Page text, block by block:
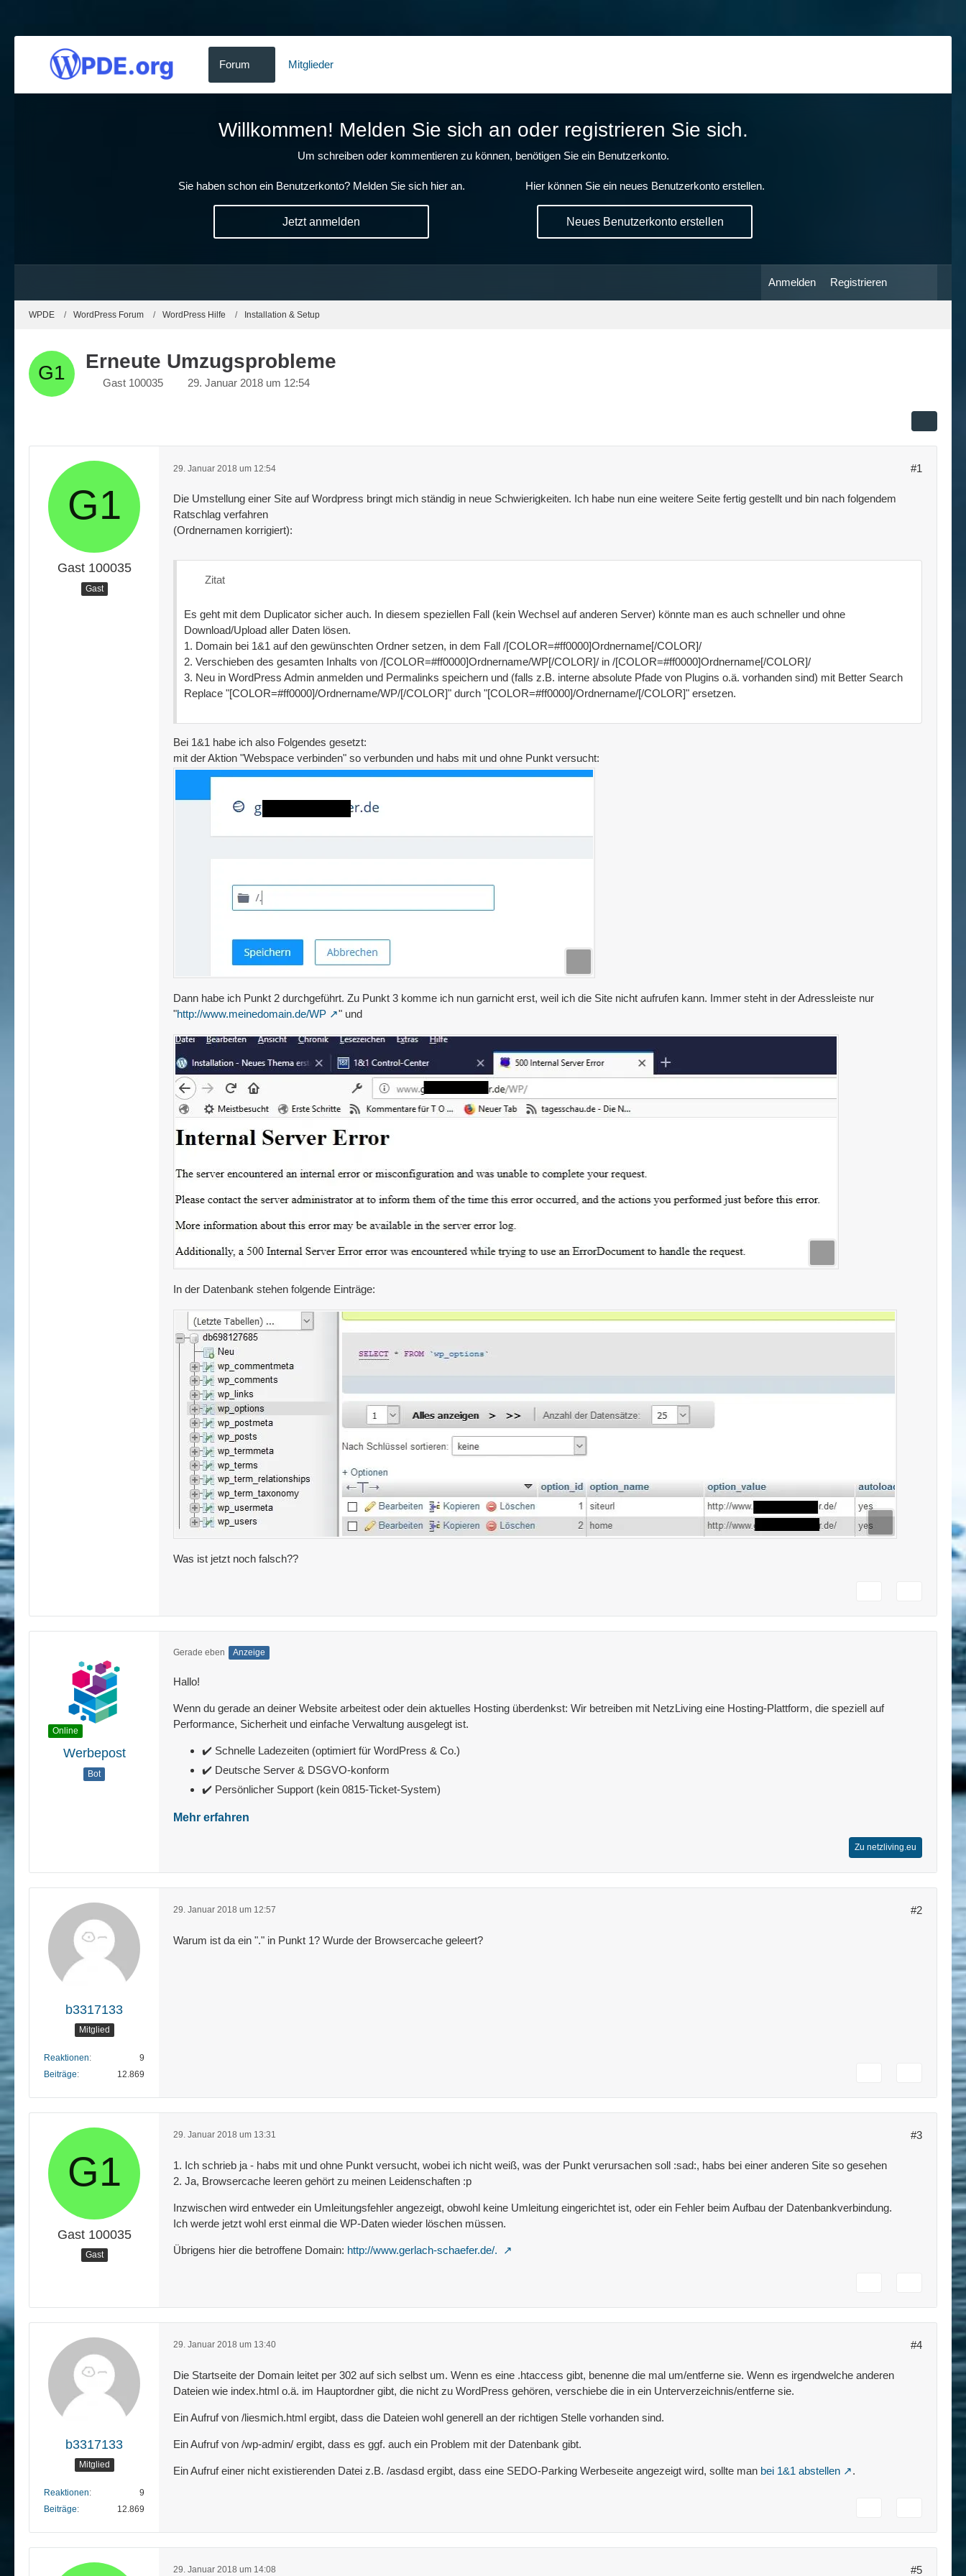
Forum Mitglieder
Willkommen! Melden Sie sich an oder registrieren Sie sich.
Um schreiben oder kommentieren zu können, benötigen Sie ein Benutzerkonto.
Sie haben schon ein Benutzerkonto? Melden Sie sich hier an.
Jetzt anmelden
Hier können Sie ein neues Benutzerkonto erstellen.
Neues Benutzerkonto erstellen
Anmelden Registrieren
WPDE WordPress Forum WordPress Hilfe Installation & Setup
Erneute Umzugsprobleme
Gast 100035 29. Januar 2018 um 12:54
Gast 100035
Gast
29. Januar 2018 um 12:54 #1
Die Umstellung einer Site auf Wordpress bringt mich ständig in neue Schwierigkeiten. Ich habe nun eine weitere Seite fertig gestellt und bin nach folgendem
Ratschlag verfahren
(Ordnernamen korrigiert):
Zitat
Es geht mit dem Duplicator sicher auch. In diesem speziellen Fall (kein Wechsel auf anderen Server) könnte man es auch schneller und ohne
Download/Upload aller Daten lösen.
1. Domain bei 1&1 auf den gewünschten Ordner setzen, in dem Fall /[COLOR=#ff0000]Ordnername[/COLOR]/
2. Verschieben des gesamten Inhalts von /[COLOR=#ff0000]Ordnername/WP[/COLOR]/ in /[COLOR=#ff0000]Ordnername[/COLOR]/
3. Neu in WordPress Admin anmelden und Permalinks speichern und (falls z.B. interne absolute Pfade von Plugins o.ä. vorhanden sind) mit Better Search
Replace "[COLOR=#ff0000]/Ordnername/WP/[/COLOR]" durch "[COLOR=#ff0000]/Ordnername/[/COLOR]" ersetzen.
Bei 1&1 habe ich also Folgendes gesetzt:
mit der Aktion "Webspace verbinden" so verbunden und habs mit und ohne Punkt versucht:
Dann habe ich Punkt 2 durchgeführt. Zu Punkt 3 komme ich nun garnicht erst, weil ich die Site nicht aufrufen kann. Immer steht in der Adressleiste nur
"http://www.meinedomain.de/WP " und
In der Datenbank stehen folgende Einträge:
Was ist jetzt noch falsch??
Online
Werbepost
Bot
Gerade eben Anzeige
Hallo!
Wenn du gerade an deiner Website arbeitest oder dein aktuelles Hosting überdenkst: Wir betreiben mit NetzLiving eine Hosting-Plattform, die speziell auf
Performance, Sicherheit und einfache Verwaltung ausgelegt ist.
✔️ Schnelle Ladezeiten (optimiert für WordPress & Co.)
✔️ Deutsche Server & DSGVO-konform
✔️ Persönlicher Support (kein 0815-Ticket-System)
Mehr erfahren
Zu netzliving.eu
b3317133
Mitglied
Reaktionen
9
Beiträge
12.869
29. Januar 2018 um 12:57 #2
Warum ist da ein "." in Punkt 1? Wurde der Browsercache geleert?
Gast 100035
Gast
29. Januar 2018 um 13:31 #3
1. Ich schrieb ja - habs mit und ohne Punkt versucht, wobei ich nicht weiß, was der Punkt verursachen soll :sad:, habs bei einer anderen Site so gesehen
2. Ja, Browsercache leeren gehört zu meinen Leidenschaften :p
Inzwischen wird entweder ein Umleitungsfehler angezeigt, obwohl keine Umleitung eingerichtet ist, oder ein Fehler beim Aufbau der Datenbankverbindung.
Ich werde jetzt wohl erst einmal die WP-Daten wieder löschen müssen.
Übrigens hier die betroffene Domain: http://www.gerlach-schaefer.de/.
b3317133
Mitglied
Reaktionen
9
Beiträge
12.869
29. Januar 2018 um 13:40 #4
Die Startseite der Domain leitet per 302 auf sich selbst um. Wenn es eine .htaccess gibt, benenne die mal um/entferne sie. Wenn es irgendwelche anderen
Dateien wie index.html o.ä. im Hauptordner gibt, die nicht zu WordPress gehören, verschiebe die in ein Unterverzeichnis/entferne sie.
Ein Aufruf von /liesmich.html ergibt, dass die Dateien wohl generell an der richtigen Stelle vorhanden sind.
Ein Aufruf von /wp-admin/ ergibt, dass es ggf. auch ein Problem mit der Datenbank gibt.
Ein Aufruf einer nicht existierenden Datei z.B. /asdasd ergibt, dass eine SEDO-Parking Werbeseite angezeigt wird, sollte man bei 1&1 abstellen .
29. Januar 2018 um 14:08 #5